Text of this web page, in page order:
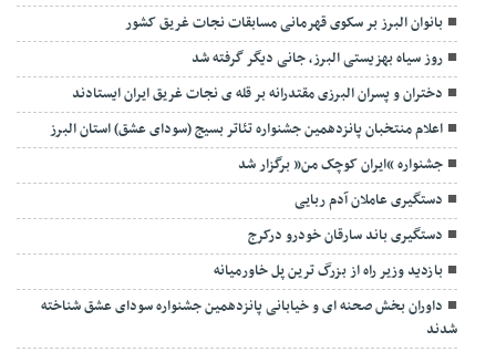
بانوان البرز بر سکوی قهرمانی مسابقات نجات غریق کشور
روز سیاه بهزیستی البرز، جانی دیگر گرفته شد
دختران و پسران البرزی مقتدرانه بر قله ی نجات غریق ایران ایستادند
اعلام منتخبان پانزدهمین جشنواره تئاتر بسیج (سودای عشق) استان البرز
جشنواره “ایران کوچک من” برگزار شد
دستگیری عاملان آدم ربایی
دستگیری باند سارقان خودرو درکرج
بازدید وزیر راه از بزرگ ترین پل خاورمیانه
داوران بخش صحنه ای و خیابانی پانزدهمین جشنواره سودای عشق شناخته
شدند